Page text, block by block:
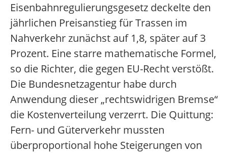
Eisenbahnregulierungsgesetz deckelte den
jährlichen Preisanstieg für Trassen im
Nahverkehr zunächst auf 1,8, später auf 3
Prozent. Eine starre mathematische Formel,
so die Richter, die gegen EU-Recht verstößt.
Die Bundesnetzagentur habe durch
Anwendung dieser „rechtswidrigen Bremse“
die Kostenverteilung verzerrt. Die Quittung:
Fern- und Güterverkehr mussten
überproportional hohe Steigerungen von